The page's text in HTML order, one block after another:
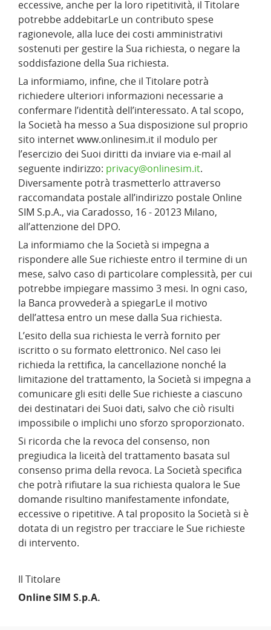
eccessive, anche per la loro ripetitività, il Titolare
potrebbe addebitarLe un contributo spese
ragionevole, alla luce dei costi amministrativi
sostenuti per gestire la Sua richiesta, o negare la
soddisfazione della Sua richiesta.
La informiamo, infine, che il Titolare potrà
richiedere ulteriori informazioni necessarie a
confermare l’identità dell’interessato. A tal scopo,
la Società ha messo a Sua disposizione sul proprio
sito internet www.onlinesim.it il modulo per
l’esercizio dei Suoi diritti da inviare via e-mail al
seguente indirizzo: privacy@onlinesim.it.
Diversamente potrà trasmetterlo attraverso
raccomandata postale all’indirizzo postale Online
SIM S.p.A., via Caradosso, 16 - 20123 Milano,
all’attenzione del DPO.
La informiamo che la Società si impegna a
rispondere alle Sue richieste entro il termine di un
mese, salvo caso di particolare complessità, per cui
potrebbe impiegare massimo 3 mesi. In ogni caso,
la Banca provvederà a spiegarLe il motivo
dell’attesa entro un mese dalla Sua richiesta.
L’esito della sua richiesta le verrà fornito per
iscritto o su formato elettronico. Nel caso lei
richieda la rettifica, la cancellazione nonché la
limitazione del trattamento, la Società si impegna a
comunicare gli esiti delle Sue richieste a ciascuno
dei destinatari dei Suoi dati, salvo che ciò risulti
impossibile o implichi uno sforzo sproporzionato.
Si ricorda che la revoca del consenso, non
pregiudica la liceità del trattamento basata sul
consenso prima della revoca. La Società specifica
che potrà rifiutare la sua richiesta qualora le Sue
domande risultino manifestamente infondate,
eccessive o ripetitive. A tal proposito la Società si è
dotata di un registro per tracciare le Sue richieste
di intervento.
Il Titolare
Online SIM S.p.A.